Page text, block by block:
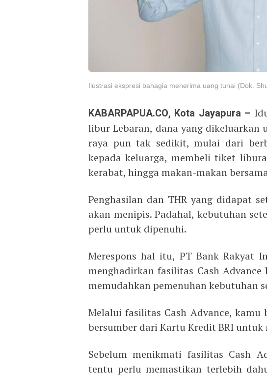
Ilustrasi ekspresi bahagia menerima uang tunai (Dok.
KABARPAPUA.CO, Kota Jayapura –
libur Lebaran, dana yang dikeluarkan
raya pun tak sedikit, mulai dari
kepada keluarga, membeli tiket
kerabat, hingga makan-makan
Penghasilan dan THR yang didapat
akan menipis. Padahal, kebutuhan
perlu untuk dipenuhi.
Merespons hal itu, PT Bank Rakyat
menghadirkan fasilitas Cash
memudahkan pemenuhan kebutuhan
Melalui fasilitas Cash Advance,
bersumber dari Kartu Kredit BRI
Sebelum menikmati fasilitas Cash
tentu perlu memastikan terlebih